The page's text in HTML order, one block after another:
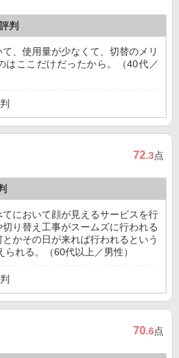
判
、使用量が少なくて、切替のメリ
はここだけだったから。（40代／
72.3点
において顔が見えるサービスを行
り替え工事がスームズに行われる
かその日が来れば行われるという
れる。（60代以上／男性）
70.6点